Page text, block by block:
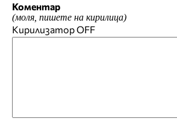
Коментар
(моля, пишете на кирилица)
КирилизаторOFF